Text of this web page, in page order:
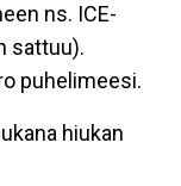
ns. ICE-
sattuu).
puhelimeesi.
hiukan